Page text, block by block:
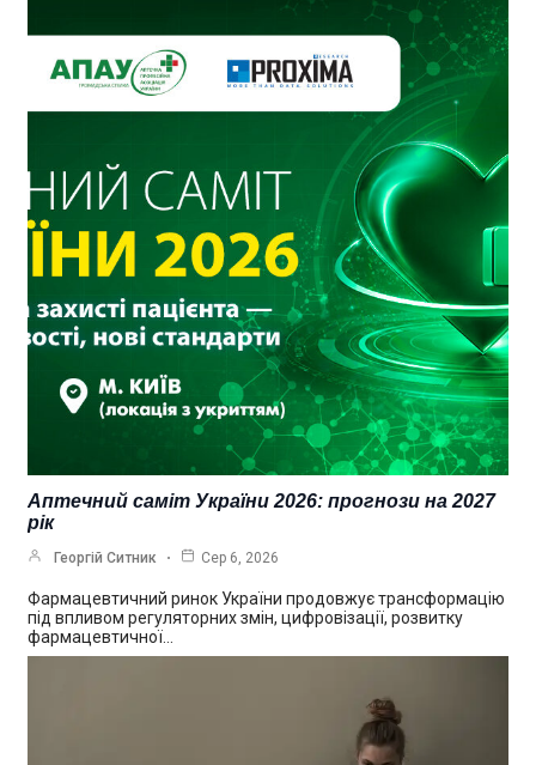
Аптечний саміт України 2026: прогнози на 2027
рік
Георгій Ситник Сер 6, 2026
Фармацевтичний ринок України продовжує трансформацію
під впливом регуляторних змін, цифровізації, розвитку
фармацевтичної…